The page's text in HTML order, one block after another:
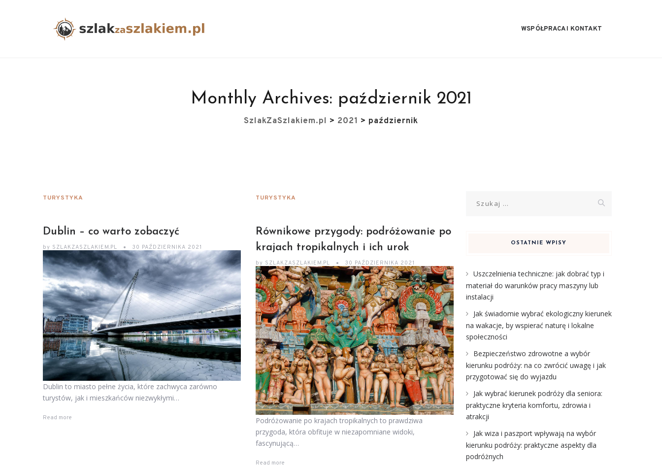
WSPÓŁPRACA I KONTAKT
Monthly Archives: październik 2021
SzlakZaSzlakiem.pl > 2021 > październik
TURYSTYKA
Dublin – co warto zobaczyć
by SZLAKZASZLAKIEM.PL 30 PAŹDZIERNIKA 2021
Dublin to miasto pełne życia, które zachwyca zarówno
turystów, jak i mieszkańców niezwykłymi…
Read more
TURYSTYKA
Równikowe przygody: podróżowanie po
krajach tropikalnych i ich urok
by SZLAKZASZLAKIEM.PL 30 PAŹDZIERNIKA 2021
Podróżowanie po krajach tropikalnych to prawdziwa
przygoda, która obfituje w niezapomniane widoki,
fascynującą…
Read more
OSTATNIE WPISY
Uszczelnienia techniczne: jak dobrać typ i
materiał do warunków pracy maszyny lub
instalacji
Jak świadomie wybrać ekologiczny kierunek
na wakacje, by wspierać naturę i lokalne
społeczności
Bezpieczeństwo zdrowotne a wybór
kierunku podróży: na co zwrócić uwagę i jak
przygotować się do wyjazdu
Jak wybrać kierunek podróży dla seniora:
praktyczne kryteria komfortu, zdrowia i
atrakcji
Jak wiza i paszport wpływają na wybór
kierunku podróży: praktyczne aspekty dla
podróżnych